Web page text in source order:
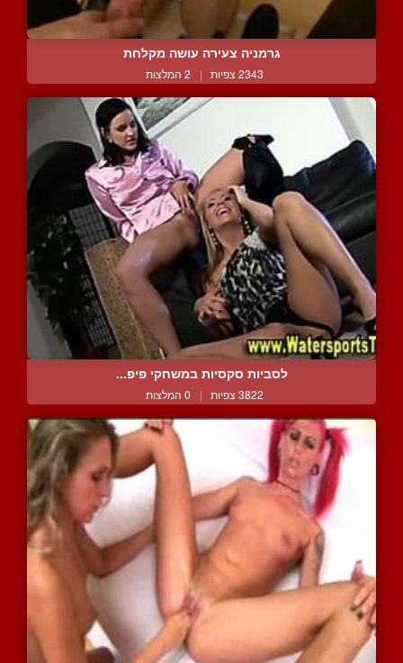
גרמניה צעירה עושה מקלחת
2343 צפיות | 2 המלצות
לסביות סקסיות במשחקי פיפ...
3822 צפיות | 0 המלצות